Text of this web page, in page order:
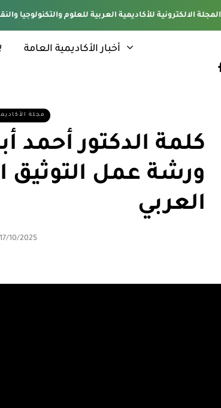
المجلة الالكترونية للأكاديمية العربية للعلوم والتكنولوجيا
أخبار الأكاديمية العامة
مجلة
كلمة الدكتور أحمد
ورشة عمل التوثيق
العربي
17/10/2025